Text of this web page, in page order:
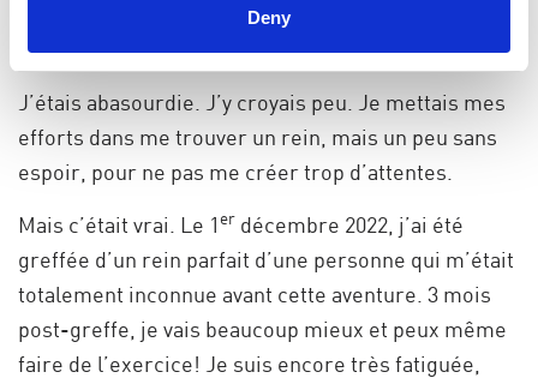
Deny
je pourrais être greffée soit fin novembre ou début
décembre.
J’étais abasourdie. J’y croyais peu. Je mettais mes
efforts dans me trouver un rein, mais un peu sans
espoir, pour ne pas me créer trop d’attentes.
Mais c’était vrai. Le 1er décembre 2022, j’ai été
greffée d’un rein parfait d’une personne qui m’était
totalement inconnue avant cette aventure. 3 mois
post-greffe, je vais beaucoup mieux et peux même
faire de l’exercice! Je suis encore très fatiguée,